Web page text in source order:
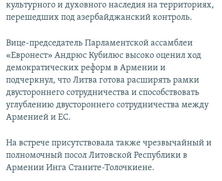
культурного и духовного наследия на территориях,
перешедших под азербайджанский контроль.
Вице-председатель Парламентской ассамблеи
«Евронест» Андрюс Кубилюс высоко оценил ход
демократических реформ в Армении и
подчеркнул, что Литва готова расширять рамки
двустороннего сотрудничества и способствовать
углублению двустороннего сотрудничества между
Арменией и ЕС.
На встрече присутствовала также чрезвычайный и
полномочный посол Литовской Республики в
Армении Инга Станите-Толочкиене.